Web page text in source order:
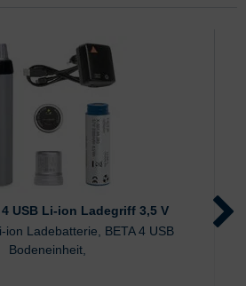
4 USB Li-ion Ladegriff 3,5 V
ion Ladebatterie, BETA 4 USB
Bodeneinheit,